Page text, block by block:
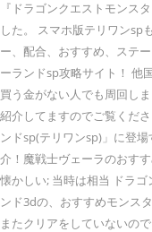
『ドラゴンクエストモンス
した。 スマホ版テリワンsp
ー、配合、おすすめ、ステ
ーランドsp攻略サイト！ 他
買う金がない人でも周回し
紹介してますのでご覧くだ
ンドsp(テリワンsp)」に登
介！魔戦士ヴェーラのおす
懐かしい; 当時は相当 ドラ
ンド3dの、おすすめモンス
またクリアをしていないの